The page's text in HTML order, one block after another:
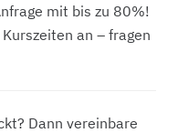
mit bis zu 80%!
an – fragen
Dann vereinbare